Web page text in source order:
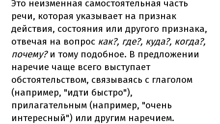
Это неизменная самостоятельная часть
речи, которая указывает на признак
действия, состояния или другого признака,
отвечая на вопрос как?, где?, куда?, когда?,
почему? и тому подобное. В предложении
наречие чаще всего выступает
обстоятельством, связываясь с глаголом
(например, "идти быстро"),
прилагательным (например, "очень
интересный") или другим наречием.